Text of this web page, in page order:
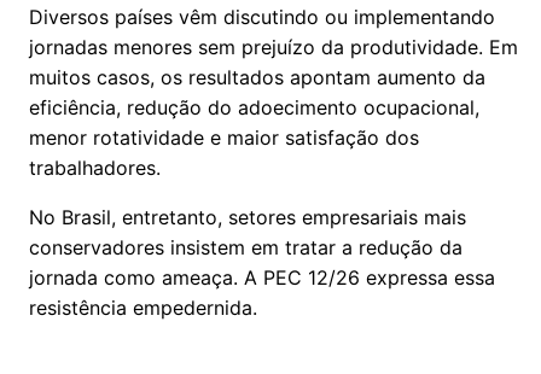
Diversos países vêm discutindo ou implementando
jornadas menores sem prejuízo da produtividade. Em
muitos casos, os resultados apontam aumento da
eficiência, redução do adoecimento ocupacional,
menor rotatividade e maior satisfação dos
trabalhadores.
No Brasil, entretanto, setores empresariais mais
conservadores insistem em tratar a redução da
jornada como ameaça. A PEC 12/26 expressa essa
resistência empedernida.